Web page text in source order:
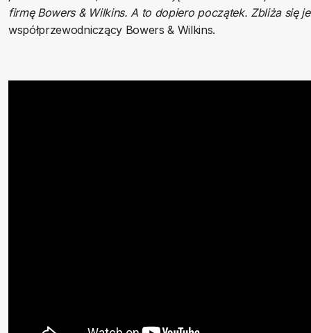
firmę Bowers & Wilkins. A to dopiero początek. Zbliża się
współprzewodniczący Bowers & Wilkins.